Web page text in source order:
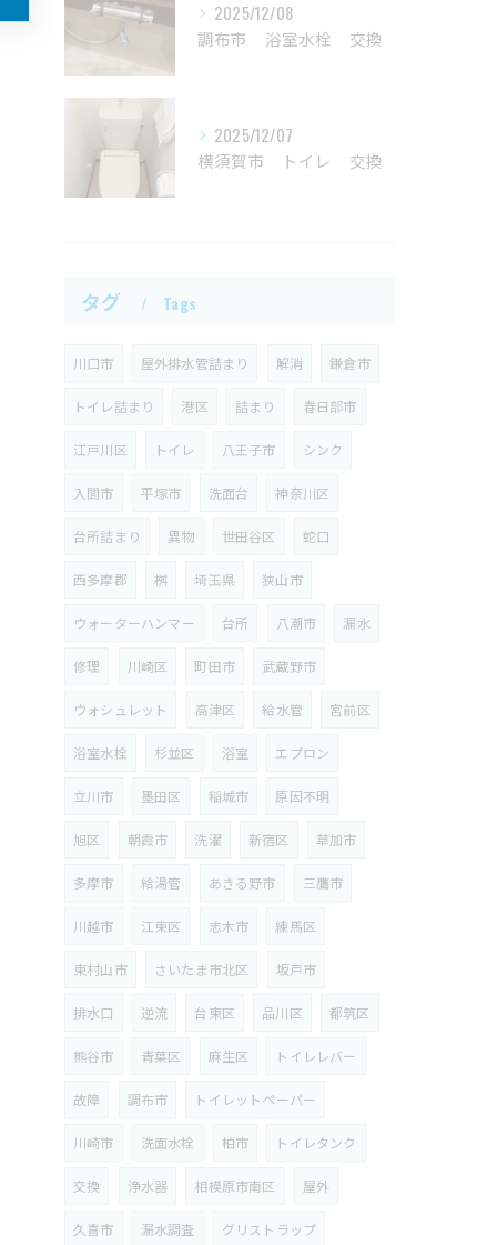
2025/12/08
調布市 浴室水栓 交換
2025/12/07
横須賀市 トイレ 交換
タグ Tags
川口市 屋外排水管詰まり 解消 鎌倉市
トイレ詰まり 港区 詰まり 春日部市
江戸川区 トイレ 八王子市 シンク
入間市 平塚市 洗面台 神奈川区
台所詰まり 異物 世田谷区 蛇口
西多摩郡 桝 埼玉県 狭山市
ウォーターハンマー 台所 八潮市 漏水
修理 川崎区 町田市 武蔵野市
ウォシュレット 高津区 給水管 宮前区
浴室水栓 杉並区 浴室 エプロン
立川市 墨田区 稲城市 原因不明
旭区 朝霞市 洗濯 新宿区 草加市
多摩市 給湯管 あきる野市 三鷹市
川越市 江東区 志木市 練馬区
東村山市 さいたま市北区 坂戸市
排水口 逆流 台東区 品川区 都筑区
熊谷市 青葉区 麻生区 トイレレバー
故障 調布市 トイレットペーパー
川崎市 洗面水栓 柏市 トイレタンク
交換 浄水器 相模原市南区 屋外
久喜市 漏水調査 グリストラップ